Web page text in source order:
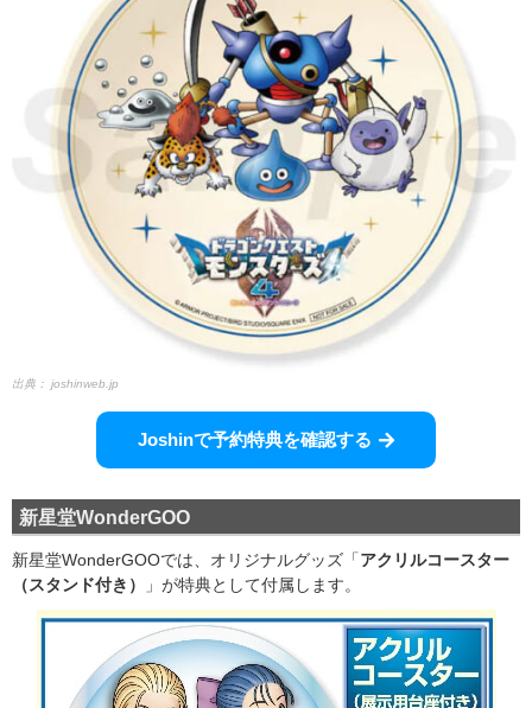
出典： joshinweb.jp
Joshinで予約特典を確認する
新星堂WonderGOO
新星堂WonderGOOでは、オリジナルグッズ「アクリルコースター
（スタンド付き）
」が特典として付属します。